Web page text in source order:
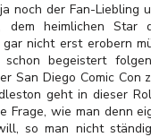
noch der Fan-Liebling
dem heimlichen Star
nicht erst erobern
schon begeistert
San Diego Comic Con
geht in dieser
Frage, wie man denn
so man nicht